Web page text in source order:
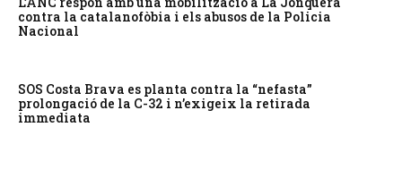
contra la catalanofòbia i els abusos de la Policia
Nacional
SOS Costa Brava es planta contra la “nefasta”
prolongació de la C-32 i n’exigeix la retirada
immediata